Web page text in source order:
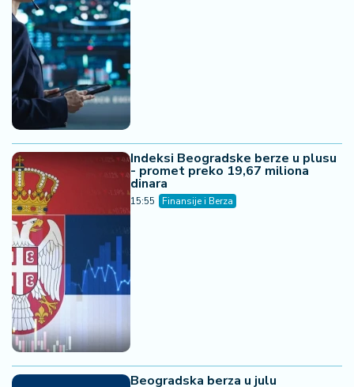
Indeksi Beogradske berze u plusu
- promet preko 19,67 miliona
dinara
15:55 Finansije i Berza
Beogradska berza u julu